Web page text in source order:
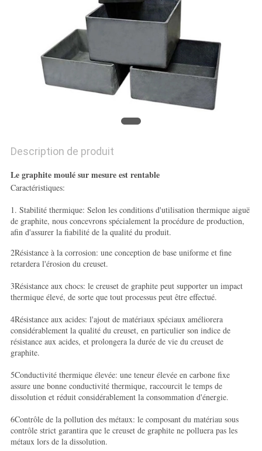
PRIVACY
POLICY
Description de produit
Le graphite moulé sur mesure est rentable
Caractéristiques:
1. Stabilité thermique: Selon les conditions d'utilisation thermique aiguë
de graphite, nous concevrons spécialement la procédure de production,
afin d'assurer la fiabilité de la qualité du produit.
2Résistance à la corrosion: une conception de base uniforme et fine
retardera l'érosion du creuset.
3Résistance aux chocs: le creuset de graphite peut supporter un impact
thermique élevé, de sorte que tout processus peut être effectué.
4Résistance aux acides: l'ajout de matériaux spéciaux améliorera
considérablement la qualité du creuset, en particulier son indice de
résistance aux acides, et prolongera la durée de vie du creuset de
graphite.
5Conductivité thermique élevée: une teneur élevée en carbone fixe
assure une bonne conductivité thermique, raccourcit le temps de
dissolution et réduit considérablement la consommation d'énergie.
6Contrôle de la pollution des métaux: le composant du matériau sous
contrôle strict garantira que le creuset de graphite ne polluera pas les
métaux lors de la dissolution.